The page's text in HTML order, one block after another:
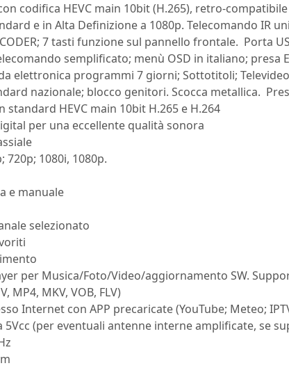
codifica HEVC main 10bit (H.265), retro-
e in Alta Definizione a 1080p. Telecomando IR
7 tasti funzione sul pannello frontale. Porta
semplificato; menù OSD in italiano; presa
elettronica programmi 7 giorni; Sottotitoli;
nazionale; blocco genitori. Scocca metallica.
standard HEVC main 10bit H.265 e H.264
per una eccellente qualità sonora
720p; 1080i, 1080p.
e manuale
selezionato
per Musica/Foto/Video/aggiornamento SW.
MP4, MKV, VOB, FLV)
Internet con APP precaricate (YouTube; Meteo;
5Vcc (per eventuali antenne interne amplificate, se